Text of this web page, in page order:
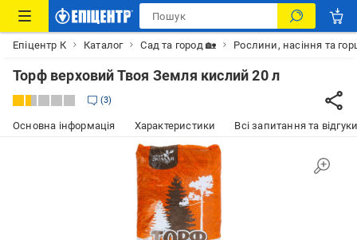
Епіцентр К Каталог Сад та город 🏡 Рослини, насіння та
Торф верховий Твоя Земля кислий 20 л
3
Основна інформація Характеристики Всі запитання та